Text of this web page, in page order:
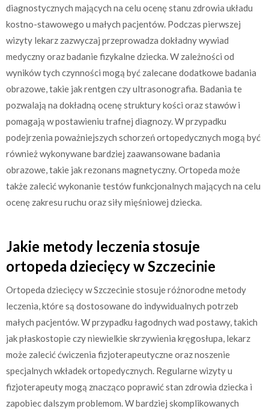
diagnostycznych mających na celu ocenę stanu zdrowia układu
kostno-stawowego u małych pacjentów. Podczas pierwszej
wizyty lekarz zazwyczaj przeprowadza dokładny wywiad
medyczny oraz badanie fizykalne dziecka. W zależności od
wyników tych czynności mogą być zalecane dodatkowe badania
obrazowe, takie jak rentgen czy ultrasonografia. Badania te
pozwalają na dokładną ocenę struktury kości oraz stawów i
pomagają w postawieniu trafnej diagnozy. W przypadku
podejrzenia poważniejszych schorzeń ortopedycznych mogą być
również wykonywane bardziej zaawansowane badania
obrazowe, takie jak rezonans magnetyczny. Ortopeda może
także zalecić wykonanie testów funkcjonalnych mających na celu
ocenę zakresu ruchu oraz siły mięśniowej dziecka.
Jakie metody leczenia stosuje
ortopeda dziecięcy w Szczecinie
Ortopeda dziecięcy w Szczecinie stosuje różnorodne metody
leczenia, które są dostosowane do indywidualnych potrzeb
małych pacjentów. W przypadku łagodnych wad postawy, takich
jak płaskostopie czy niewielkie skrzywienia kręgosłupa, lekarz
może zalecić ćwiczenia fizjoterapeutyczne oraz noszenie
specjalnych wkładek ortopedycznych. Regularne wizyty u
fizjoterapeuty mogą znacząco poprawić stan zdrowia dziecka i
zapobiec dalszym problemom. W bardziej skomplikowanych